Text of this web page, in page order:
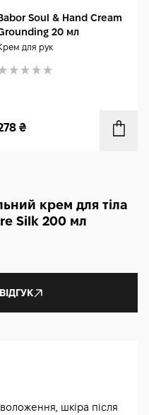
Soul & Hand Cream
20 мл
для рук
₴
крем для тіла
Silk 200 мл
шкіра після